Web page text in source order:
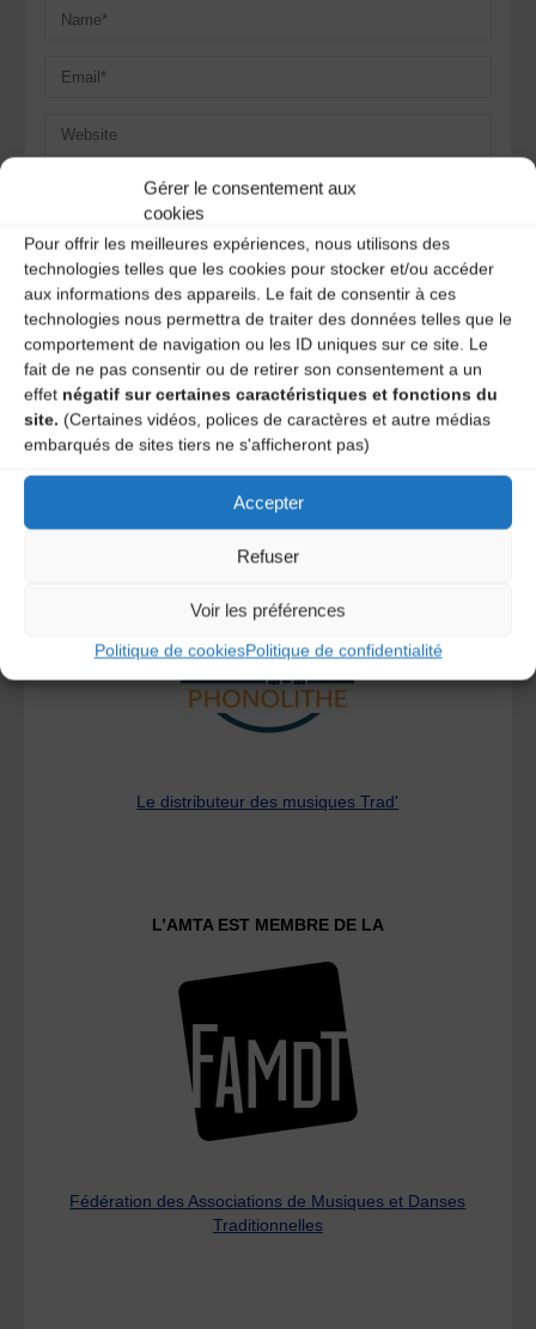
Gérer le consentement aux
cookies
Pour offrir les meilleures expériences, nous utilisons des
technologies telles que les cookies pour stocker et/ou accéder
aux informations des appareils. Le fait de consentir à ces
technologies nous permettra de traiter des données telles que le
comportement de navigation ou les ID uniques sur ce site. Le
fait de ne pas consentir ou de retirer son consentement a un
effet négatif sur certaines caractéristiques et fonctions du
site. (Certaines vidéos, polices de caractères et autre médias
embarqués de sites tiers ne s'afficheront pas)
Accepter
Refuser
Voir les préférences
Politique de cookiesPolitique de confidentialité
Save my name, email, and site URL in my browser for next
time I post a comment.
Ce site utilise Akismet pour réduire les indésirables.En
savoir plus sur la façon dont les données de vos
commentaires sont traitées.
A DECOUVRIR :
Le distributeur des musiques Trad'
L’AMTA EST MEMBRE DE LA
Fédération des Associations de Musiques et Danses
Traditionnelles